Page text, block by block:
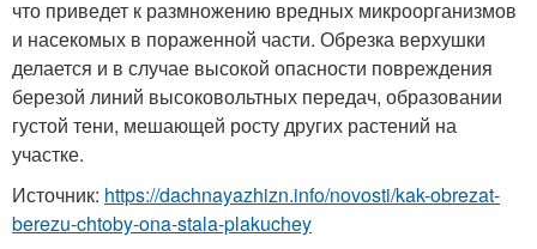
что приведет к размножению вредных микроорганизмов
и насекомых в пораженной части. Обрезка верхушки
делается и в случае высокой опасности повреждения
березой линий высоковольтных передач, образовании
густой тени, мешающей росту других растений на
участке.
Источник: https://dachnayazhizn.info/novosti/kak-obrezat-
berezu-chtoby-ona-stala-plakuchey